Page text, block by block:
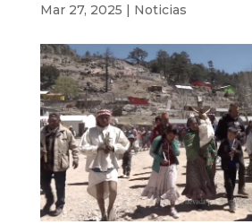
Mar 27, 2025 | Noticias